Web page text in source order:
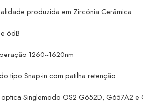
produzida em Zircónia Cerâmica
6dB
1260~1620nm
tipo Snap-in com patilha retenção
Singlemodo OS2 G652D, G657A2 e